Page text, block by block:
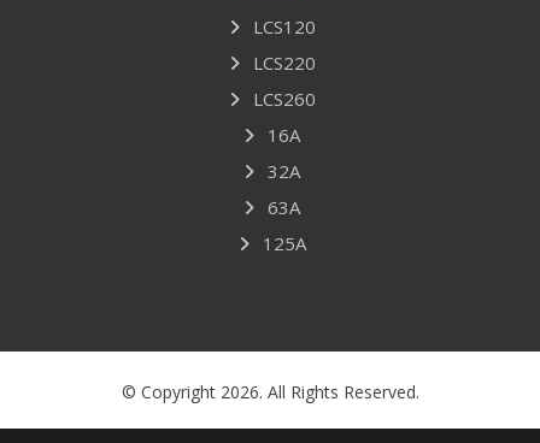
LCS120
LCS220
LCS260
16A
32A
63A
125A
© Copyright 2026. All Rights Reserved.